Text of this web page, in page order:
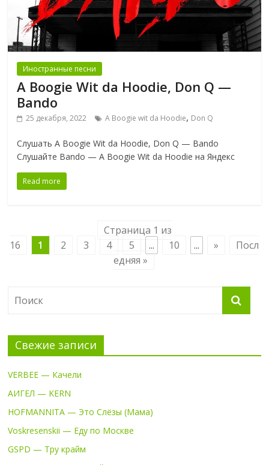
Иностранные песни
A Boogie Wit da Hoodie, Don Q —
Bando
25 декабря, 2022 A Boogie wit da Hoodie, Don Q
Слушать A Boogie Wit da Hoodie, Don Q — Bando
Слушайте Bando — A Boogie Wit da Hoodie на Яндекс
Read more
Страница 1 из
16
1 2 3 4 5 ... 10 ... »
Посл
едняя »
Свежие записи
VERBEE — Качели
АИГЕЛ — KERN
HOFMANNITA — Это Слёзы (Мама)
Voskresenskii — Еду по Москве
GSPD — Тру крайм